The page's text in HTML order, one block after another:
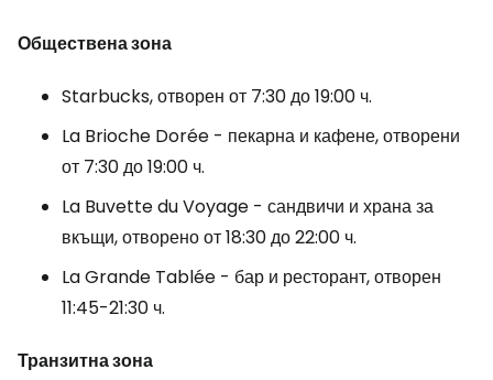
Обществена зона
Starbucks, отворен от 7:30 до 19:00 ч.
La Brioche Dorée - пекарна и кафене, отворени
от 7:30 до 19:00 ч.
La Buvette du Voyage - сандвичи и храна за
вкъщи, отворено от 18:30 до 22:00 ч.
La Grande Tablée - бар и ресторант, отворен
11:45-21:30 ч.
Транзитна зона